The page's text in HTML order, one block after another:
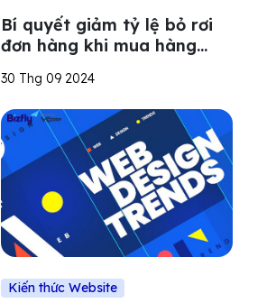
Bí quyết giảm tỷ lệ bỏ rơi
đơn hàng khi mua hàng
30 Thg 09 2024
Kiến thức Website